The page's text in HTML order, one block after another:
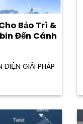
Bảo Trì &
Đến Cánh
GIẢI PHÁP